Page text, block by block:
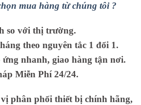
mua hàng từ chúng tôi ?
so với thị trường.
theo nguyên tắc 1 đổi 1.
nhanh, giao hàng tận nơi.
Miễn Phí 24/24.
phân phối thiết bị chính hãng,